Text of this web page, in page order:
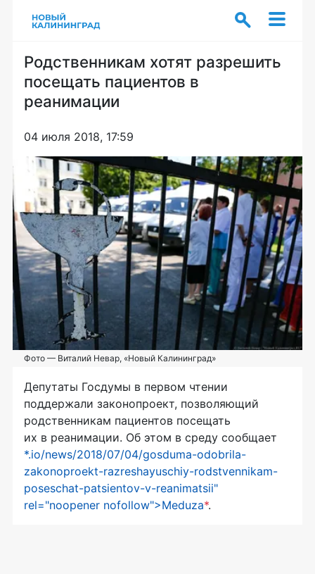
Родственникам хотят разрешить
посещать пациентов в
реанимации
04 июля 2018, 17:59
Фото — Виталий Невар, «Новый Калининград»
Депутаты Госдумы в первом чтении
поддержали законопроект, позволяющий
родственникам пациентов посещать
их в реанимации. Об этом в среду сообщает
*.io/news/2018/07/04/gosduma-odobrila-
zakonoproekt-razreshayuschiy-rodstvennikam-
poseschat-patsientov-v-reanimatsii"
rel="noopener nofollow">Meduza*.